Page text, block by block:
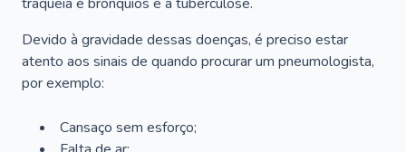
Devido à gravidade dessas doenças, é preciso estar
atento aos sinais de quando procurar um pneumologista,
por exemplo:
Cansaço sem esforço;